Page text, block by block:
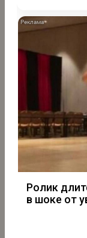
Ролик
в шоке от